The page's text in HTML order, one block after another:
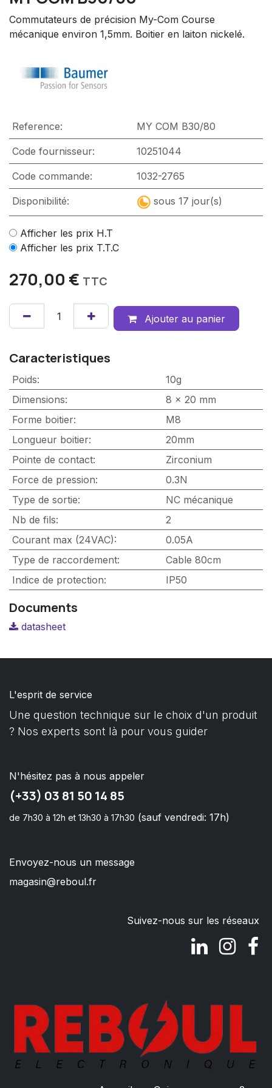
Commutateurs de précision My-Com Course
mécanique environ 1,5mm. Boitier en laiton nickelé.
Reference: MY COM B30/80
Code fournisseur: 10251044
Code commande: 1032-2765
Disponibilité: sous 17 jour(s)
Afficher les prix H.T
Afficher les prix T.T.C
270,00 € TTC
Ajouter au panier
Caracteristiques
Poids:
10g
Dimensions:
8 x 20 mm
Forme boitier:
M8
Longueur boitier:
20mm
Pointe de contact:
Zirconium
Force de pression:
0.3N
Type de sortie:
NC mécanique
Nb de fils:
2
Courant max (24VAC):
0.05A
Type de raccordement:
Cable 80cm
Indice de protection: IP50
Documents
datasheet
L'esprit de service
Une question technique sur le choix d'un produit
? Nos experts sont là pour vous guider
N'hésitez pas à nous appeler
(+33) 03 81 50 14 85
de 7h30 à 12h et 13h30 à 17h30 (sauf vendredi: 17h)
Envoyez-nous un message
magasin@reboul.fr
Suivez-nous sur les réseaux